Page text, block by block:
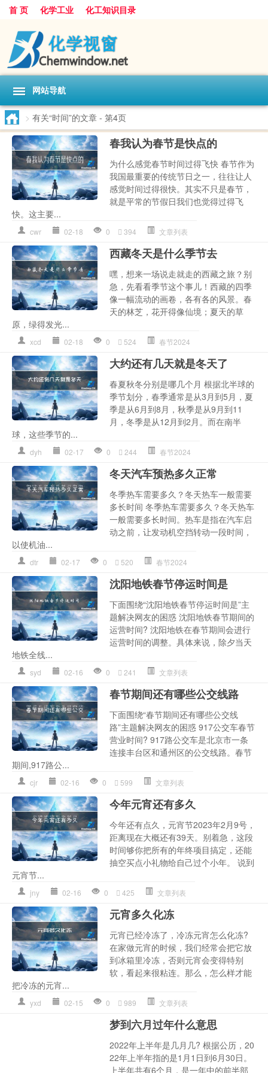
首 页 化学工业 化工知识目录
网站导航
> 有关“时间”的文章 - 第4页
春我认为春节是快点的
为什么感觉春节时间过得飞快 春节作为
我国最重要的传统节日之一，往往让人
感觉时间过得很快。其实不只是春节，
就是平常的节假日我们也觉得过得飞
快。这主要...
cwr 02-18 0 394 文章列表
西藏冬天是什么季节去
嘿，想来一场说走就走的西藏之旅？别
急，先看看季节这个事儿！西藏的四季
像一幅流动的画卷，各有各的风景。春
天的林芝，花开得像仙境；夏天的草
原，绿得发光...
xcd 02-18 0 524 春节2024
大约还有几天就是冬天了
春夏秋冬分别是哪几个月 根据北半球的
季节划分，春季通常是从3月到5月，夏
季是从6月到8月，秋季是从9月到11
月，冬季是从12月到2月。而在南半
球，这些季节的...
dyh 02-17 0 244 春节2024
冬天汽车预热多久正常
冬季热车需要多久？冬天热车一般需要
多长时间 冬季热车需要多久？冬天热车
一般需要多长时间。热车是指在汽车启
动之前，让发动机空挡转动一段时间，
以使机油...
dtr 02-17 0 520 春节2024
沈阳地铁春节停运时间是
下面围绕“沈阳地铁春节停运时间是”主
题解决网友的困惑 沈阳地铁春节期间的
运营时间? 沈阳地铁在春节期间会进行
运营时间的调整。具体来说，除夕当天
地铁全线...
syd 02-16 0 241 文章列表
春节期间还有哪些公交线路
下面围绕“春节期间还有哪些公交线
路”主题解决网友的困惑 917公交车春节
营业时间? 917路公交车是北京市一条
连接丰台区和通州区的公交线路。春节
期间,917路公...
cjr 02-16 0 599 文章列表
今年元宵还有多久
今年还有点久，元宵节2023年2月9号，
距离现在大概还有39天。别着急，这段
时间够你把所有的年终项目搞定，还能
抽空买点小礼物给自己过个小年。 说到
元宵节...
jny 02-16 0 425 文章列表
元宵多久化冻
元宵已经冷冻了，冷冻元宵怎么化冻?
在家做元宵的时候，我们经常会把它放
到冰箱里冷冻，否则元宵会变得特别
软，看起来很粘连。那么，怎么样才能
把冷冻的元宵...
yxd 02-15 0 989 文章列表
梦到六月过年什么意思
2022年上半年是几月几? 根据公历，20
22年上半年指的是1月1日到6月30日。
上半年共有6个月，是一年中的前半部